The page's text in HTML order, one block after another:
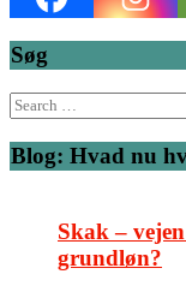
Søg
Search
for:
Blog: Hvad nu
Skak –
grundløn?